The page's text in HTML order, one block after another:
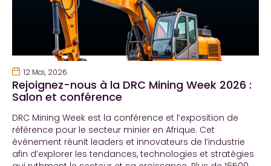
12 Mai, 2026
Rejoignez-nous à la DRC Mining Week 2026 :
Salon et conférence
DRC Mining Week est la conférence et l’exposition de
référence pour le secteur minier en Afrique. Cet
événement réunit leaders et innovateurs de l’industrie
afin d’explorer les tendances, technologies et stratégies